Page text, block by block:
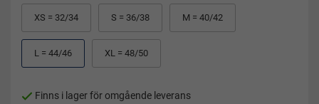
XS = 32/34 S = 36/38 M = 40/42
L = 44/46 XL = 48/50
Finns i lager för omgående leverans